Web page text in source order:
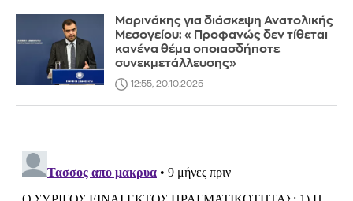
Μαρινάκης για διάσκεψη Ανατολικής
Μεσογείου: «Προφανώς δεν τίθεται
κανένα θέμα οποιασδήποτε
συνεκμετάλλευσης»
12:55, 20.10.2025